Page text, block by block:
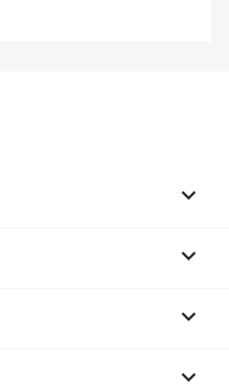



keyboard_arrow_down